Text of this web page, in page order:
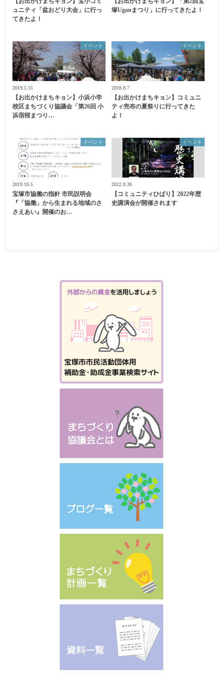
ュニティ「盆おどり大会」に行っ
てきたよ！
塚Uganまつり」に行ってきたよ！
イベント
2019.5.15
【お出かけまちキョン】小浜小学
校区まちづくり協議会「第26回 小
浜宿桜まつり…
イベント
2018.8.7
【お出かけまちキョン】コミュニ
ティ売布の夏祭りに行ってきた
よ！
イベント
2019.10.5
宝塚市協働の指針 市民説明会
『「協働」から生まれる地域のさ
さえあい』開催のお…
イベント
2022.9.30
【コミュニティひばり】2022年歴
史講演会が開催されます